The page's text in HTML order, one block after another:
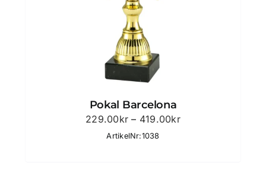
Pokal Barcelona
229.00kr – 419.00krPrisintervall:
ArtikelNr:1038